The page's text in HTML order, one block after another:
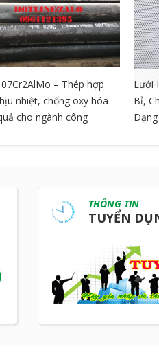
– Thép hợp
nhiệt, chống oxy hóa
cho ngành công
Lưới
Bỉ,
THÔNG TIN
TUYỂN